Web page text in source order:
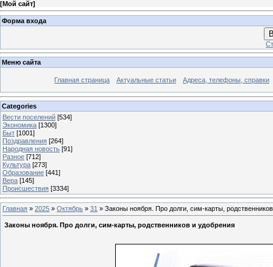
[Мой сайт]
Форма входа
Меню сайта
Главная страница Актуальные статьи Адреса, телефоны, справки
Categories
Вести поселений [534]
Экономика [1300]
Быт [1001]
Поздравления [264]
Народная новость [91]
Разное [712]
Культура [273]
Образование [441]
Вера [145]
Происшествия [3334]
Главная » 2025 » Октябрь » 31 » Законы ноября. Про долги, сим-карты,
Законы ноября. Про долги, сим-карты, родственников и удобрения